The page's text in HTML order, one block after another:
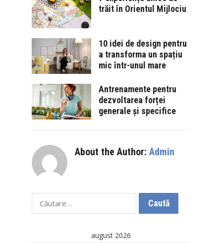
trăit în Orientul Mijlociu
10 idei de design pentru
a transforma un spațiu
mic într-unul mare
Antrenamente pentru
dezvoltarea forței
generale și specifice
About the Author: Admin
Caută
după:
august 2026